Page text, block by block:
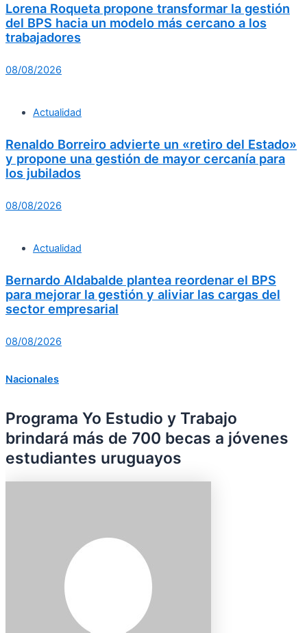
Lorena Roqueta propone transformar la gestión
del BPS hacia un modelo más cercano a los
trabajadores
08/08/2026
Actualidad
Renaldo Borreiro advierte un «retiro del Estado»
y propone una gestión de mayor cercanía para
los jubilados
08/08/2026
Actualidad
Bernardo Aldabalde plantea reordenar el BPS
para mejorar la gestión y aliviar las cargas del
sector empresarial
08/08/2026
Nacionales
Programa Yo Estudio y Trabajo
brindará más de 700 becas a jóvenes
estudiantes uruguayos